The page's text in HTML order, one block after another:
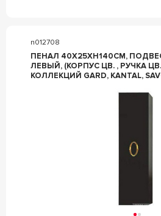
n012708
ПЕНАЛ 40Х25ХH140СМ,
ЛЕВЫЙ, (КОРПУС ЦВ. , РУЧКА
КОЛЛЕКЦИЙ GARD, KANTAL,